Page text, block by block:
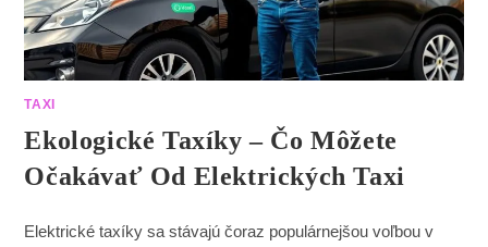
TAXI
Ekologické Taxíky – Čo Môžete
Očakávať Od Elektrických Taxi
Elektrické taxíky sa stávajú čoraz populárnejšou voľbou v